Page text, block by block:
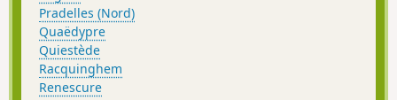
Pradelles (Nord)
Quaëdypre
Quiestède
Racquinghem
Renescure